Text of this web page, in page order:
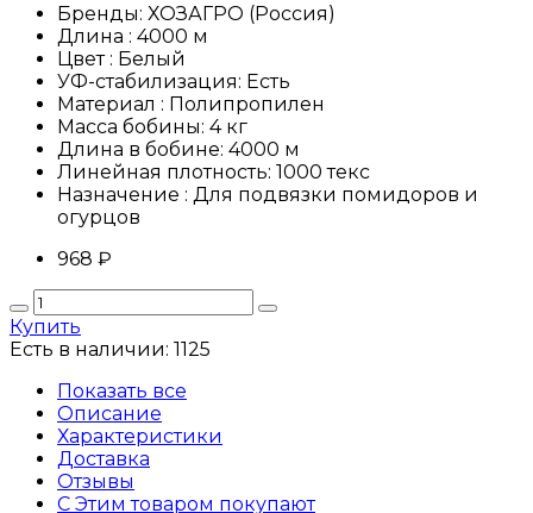
Бренды: ХОЗАГРО (Россия)
Длина : 4000 м
Цвет : Белый
УФ-стабилизация: Есть
Материал : Полипропилен
Масса бобины: 4 кг
Длина в бобине: 4000 м
Линейная плотность: 1000 текс
Назначение : Для подвязки помидоров и
огурцов
968 ₽
Купить
Есть в наличии: 1125
Показать все
Описание
Характеристики
Доставка
Отзывы
С Этим товаром покупают